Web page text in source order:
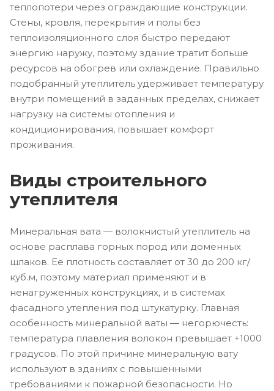
теплопотери через ограждающие конструкции.
Стены, кровля, перекрытия и полы без
теплоизоляционного слоя быстро передают
энергию наружу, поэтому здание тратит больше
ресурсов на обогрев или охлаждение. Правильно
подобранный утеплитель удерживает температуру
внутри помещений в заданных пределах, снижает
нагрузку на системы отопления и
кондиционирования, повышает комфорт
проживания.
Виды строительного
утеплителя
Минеральная вата — волокнистый утеплитель на
основе расплава горных пород или доменных
шлаков. Ее плотность составляет от 30 до 200 кг/
куб.м, поэтому материал применяют и в
ненагруженных конструкциях, и в системах
фасадного утепления под штукатурку. Главная
особенность минеральной ваты — негорючесть:
температура плавления волокон превышает +1000
градусов. По этой причине минеральную вату
используют в зданиях с повышенными
требованиями к пожарной безопасности. Но